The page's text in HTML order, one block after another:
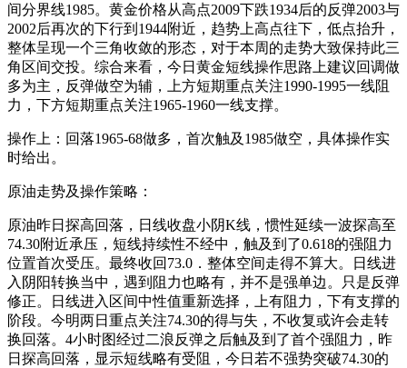
间分界线1985。黄金价格从高点2009下跌1934后的反弹2003与
2002后再次的下行到1944附近，趋势上高点往下，低点抬升，
整体呈现一个三角收敛的形态，对于本周的走势大致保持此三
角区间交投。综合来看，今日黄金短线操作思路上建议回调做
多为主，反弹做空为辅，上方短期重点关注1990-1995一线阻
力，下方短期重点关注1965-1960一线支撑。
操作上：回落1965-68做多，首次触及1985做空，具体操作实
时给出。
原油走势及操作策略：
原油昨日探高回落，日线收盘小阴K线，惯性延续一波探高至
74.30附近承压，短线持续性不经中，触及到了0.618的强阻力
位置首次受压。最终收回73.0．整体空间走得不算大。日线进
入阴阳转换当中，遇到阻力也略有，并不是强单边。只是反弹
修正。日线进入区间中性值重新选择，上有阻力，下有支撑的
阶段。今明两日重点关注74.30的得与失，不收复或许会走转
换回落。4小时图经过二浪反弹之后触及到了首个强阻力，昨
日探高回落，显示短线略有受阻，今日若不强势突破74.30的